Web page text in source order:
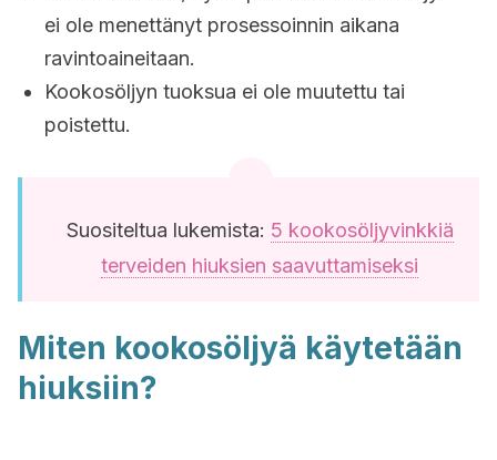
ei ole menettänyt prosessoinnin aikana
ravintoaineitaan.
Kookosöljyn tuoksua ei ole muutettu tai
poistettu.
Suositeltua lukemista: 5 kookosöljyvinkkiä
terveiden hiuksien saavuttamiseksi
Miten kookosöljyä käytetään
hiuksiin?